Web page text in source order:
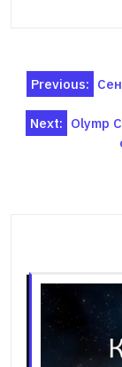
Навігація
записів
Previous:
Next: Olymp